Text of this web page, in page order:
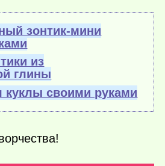
зонтик-мини
из
глины
куклы своими руками